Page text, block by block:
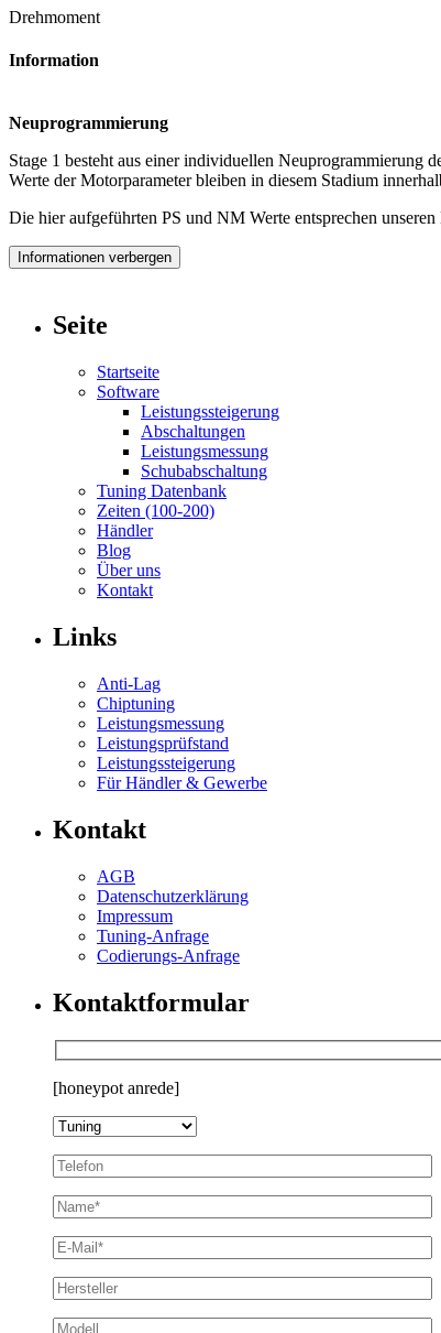
Drehmoment
Information
Neuprogrammierung
Stage 1 besteht aus einer individuellen Neuprogrammierung
Werte der Motorparameter bleiben in diesem Stadium
Die hier aufgeführten PS und NM Werte entsprechen
Informationen verbergen
Seite
Startseite
Software
Leistungssteigerung
Abschaltungen
Leistungsmessung
Schubabschaltung
Tuning Datenbank
Zeiten (100-200)
Händler
Blog
Über uns
Kontakt
Links
Anti-Lag
Chiptuning
Leistungsmessung
Leistungsprüfstand
Leistungssteigerung
Für Händler & Gewerbe
Kontakt
AGB
Datenschutzerklärung
Impressum
Tuning-Anfrage
Codierungs-Anfrage
Kontaktformular
[honeypot anrede]